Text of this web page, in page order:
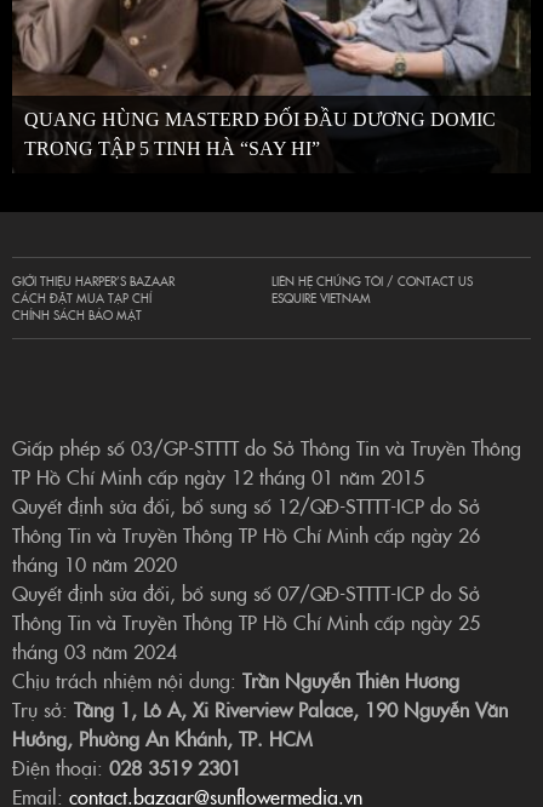
QUANG HÙNG MASTERD ĐỐI ĐẦU DƯƠNG DOMIC
TRONG TẬP 5 TINH HÀ “SAY HI”
GIỚI THIỆU HARPER’S BAZAAR
CÁCH ĐẶT MUA TẠP CHÍ
CHÍNH SÁCH BẢO MẬT
LIÊN HỆ CHÚNG TÔI / CONTACT US
ESQUIRE VIETNAM
Giấp phép số 03/GP-STTTT do Sở Thông Tin và Truyền Thông
TP Hồ Chí Minh cấp ngày 12 tháng 01 năm 2015
Quyết định sửa đổi, bổ sung số 12/QĐ-STTTT-ICP do Sở
Thông Tin và Truyền Thông TP Hồ Chí Minh cấp ngày 26
tháng 10 năm 2020
Quyết định sửa đổi, bổ sung số 07/QĐ-STTTT-ICP do Sở
Thông Tin và Truyền Thông TP Hồ Chí Minh cấp ngày 25
tháng 03 năm 2024
Chịu trách nhiệm nội dung: Trần Nguyễn Thiên Hương
Trụ sở: Tầng 1, Lô A, Xi Riverview Palace, 190 Nguyễn Văn
Hưởng, Phường An Khánh, TP. HCM
Điện thoại: 028 3519 2301
Email: contact.bazaar@sunflowermedia.vn